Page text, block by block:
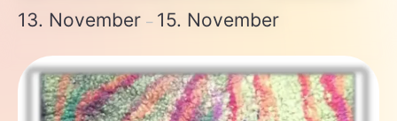
13. November – 15. November